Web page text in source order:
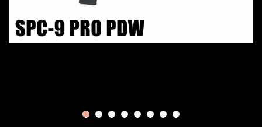
1 2 3 4 5 6 7 8